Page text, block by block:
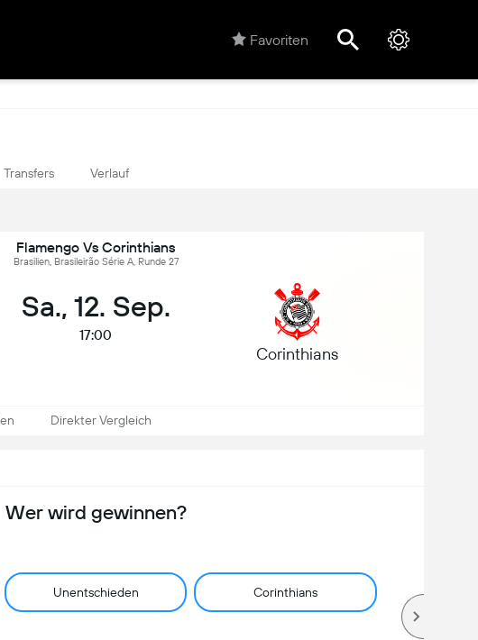
Favoriten
Transfers Verlauf
Flamengo Vs Corinthians
Brasilien, Brasileirão Série A, Runde 27
Sa., 12. Sep.
17:00
Corinthians
Direkter Vergleich
Wer wird gewinnen?
Unentschieden Corinthians